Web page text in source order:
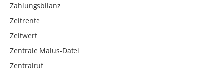
Zahlungsbilanz
Zeitrente
Zeitwert
Zentrale Malus-Datei
Zentralruf